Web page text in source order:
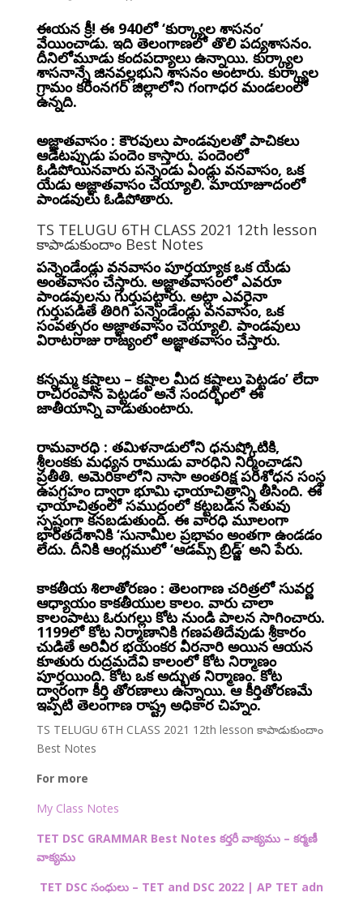
ఈయన క్రీ! ఈ 940లో ‘కుర్క్యాల శాసనం’
వేయించాడు. ఇది తెలంగాణలో తొలి పద్యశాసనం.
దీనిలోమూడు కందపద్యాలు ఉన్నాయి. కుర్క్యాల
శాసనాన్నే జినవల్లభుని శాసనం అంటారు. కుర్క్యాల
గ్రామం కరీంనగర్ జిల్లాలోని గంగాధర మండలంలో
ఉన్నది.
అజ్ఞాతవాసం : కౌరవులు పాండవులతో పాచికలు
ఆడేటప్పుడు పందెం కాస్తారు. పందెంలో
ఓడిపోయినవారు పన్నెండు ఏండ్లు వనవాసం, ఒక
యేడు అజ్ఞాతవాసం చెయ్యాలి. మాయాజూదంలో
పాండవులు ఓడిపోతారు.
TS TELUGU 6TH CLASS 2021 12th lesson
కాపాడుకుందాం Best Notes
పన్నెండేండ్లు వనవాసం పూర్తయ్యాక ఒక యేడు
అంతవాసం చేస్తారు. అజ్ఞాతవాసంలో ఎవరూ
పాండవులను గుర్తుపట్టారు. అట్లా ఎవరైనా
గుర్తుపడితే తిరిగి పన్నెండేండ్లు వనవాసం, ఒక
సంవత్సరం అజ్ఞాతవాసం చెయ్యాలి. పాండవులు
విరాటరాజు రాజ్యంలో అజ్ఞాతవాసం చేస్తారు.
కన్నమ్మ కష్టాలు – కష్టాల మీద కష్టాలు పెట్టడం’ లేదా
రాచిరంపాన పెట్టడం’ అనే సందర్భంలో ఈ
జాతీయాన్ని వాడుతుంటారు.
రామవారధి : తమిళనాడులోని ధనుష్కోటికి,
శ్రీలంకకు మధ్యన రాముడు వారధిని నిర్మించాడని
ప్రతీతి. అమెరికాలోని నాసా అంతరిక్ష పరిశోధన సంస్థ
ఉపగ్రహం ద్వారా భూమి ఛాయాచిత్రాన్ని తీసింది. ఈ
ఛాయాచిత్రంలో సముద్రంలో కట్టబడిన సేతువు
స్పష్టంగా కనబడుతుంది. ఈ వారధి మూలంగా
భారతదేశానికి ‘సునామీల ప్రభావం అంతగా ఉండడం
లేదు. దీనికి ఆంగ్లములో ‘ఆడమ్స్ బ్రిడ్జ్’ అని పేరు.
కాకతీయ శిలాతోరణం : తెలంగాణ చరిత్రలో సువర్ణ
ఆధ్యాయం కాకతీయుల కాలం. వారు చాలా
కాలంపాటు ఓరుగల్లు కోట నుండి పాలన సాగించారు.
1199లో కోట నిర్మాణానికి గణపతిదేవుడు శ్రీకారం
చుడితే అరివీర భయంకర వీరనారి అయిన ఆయన
కూతురు రుద్రమదేవి కాలంలో కోట నిర్మాణం
పూర్తయింది. కోట ఒక అద్భుత నిర్మాణం. కోట
ద్వారంగా కీర్తి తోరణాలు ఉన్నాయి. ఆ కీర్తితోరణమే
ఇప్పటి తెలంగాణ రాష్ట్ర అధికారచిహ్నం.
TS TELUGU 6TH CLASS 2021 12th lesson కాపాడుకుందాం
Best Notes
For more
My Class Notes
TET DSC GRAMMAR Best Notes కర్తరీ వాక్యము – కర్మణీ
వాక్యము
TET DSC సంధులు – TET and DSC 2022 | AP TET adn